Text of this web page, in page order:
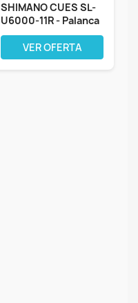
SHIMANO CUES SL-
U6000-11R - Palanca
de cambios...
VER OFERTA